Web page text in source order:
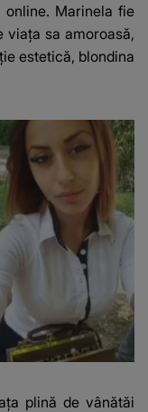
Marinela fie
viața sa amoroasă,
estetică, blondina
plină de vânătăi